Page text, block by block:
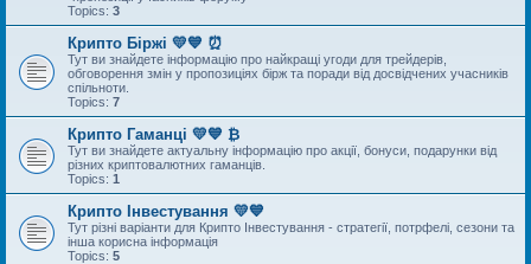
Topics: 3
Крипто Біржі 💛💙 ⏰
Тут ви знайдете інформацію про найкращі угоди для трейдерів,
обговорення змін у пропозиціях бірж та поради від досвідчених учасників
спільноти.
Topics: 7
Крипто Гаманці 💛💙 ₿
Тут ви знайдете актуальну інформацію про акції, бонуси, подарунки від
різних криптовалютних гаманців.
Topics: 1
Крипто Інвестування 💛💙
Тут різні варіанти для Крипто Інвестування - стратегії, потрфелі, сезони та
інша корисна інформація
Topics: 5